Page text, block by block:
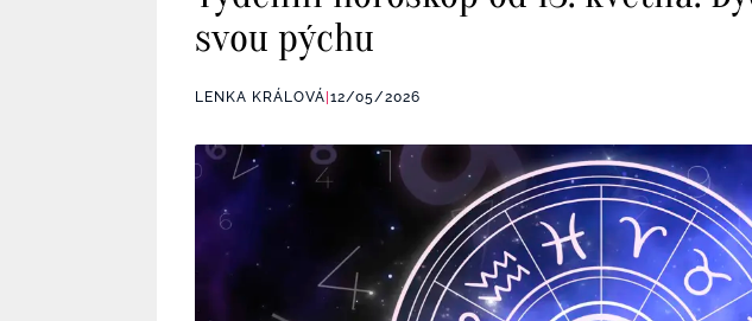
svou pýchu
LENKA KRÁLOVÁ 12/05/2026